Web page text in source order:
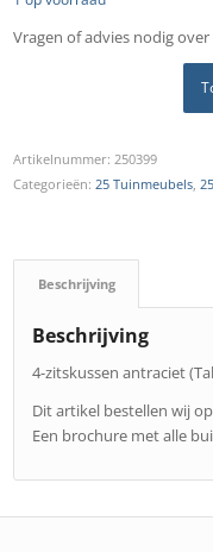
Vragen of advies nodig
Artikelnummer:250399
Categorieën:25 Tuinmeubels,
Beschrijving
Beschrijving
4-zitskussen antraciet
Dit artikel bestellen wij
Een brochure met alle